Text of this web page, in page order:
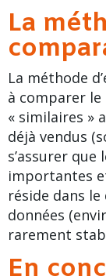
La
La méthode
à comparer le
« similaires »
déjà vendus
s’assurer
importantes
réside dans
données
rarement